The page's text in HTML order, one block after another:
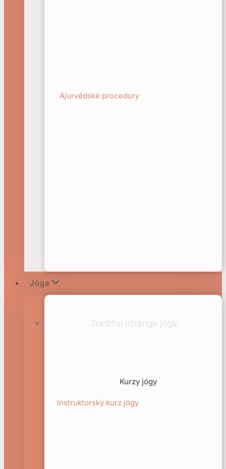
Ájurvédské procedury
Jóga
Tradiční aštánga jóga
Kurzy jógy
Instruktorský kurz jógy